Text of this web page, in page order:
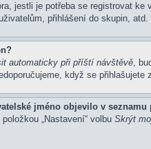
jestli je potřeba se registrovat
přihlášení do skupin,
automaticky při příští návštěvě,
když se
jméno objevilo v seznamu
„Nastavení“ volbu Skrýt